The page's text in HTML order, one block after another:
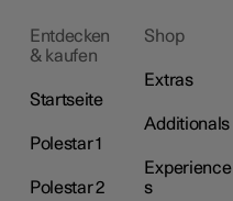
Entdecken
& kaufen
Startseite
Polestar 1
Polestar 2
Shop
Extras
Additionals
Experience
s